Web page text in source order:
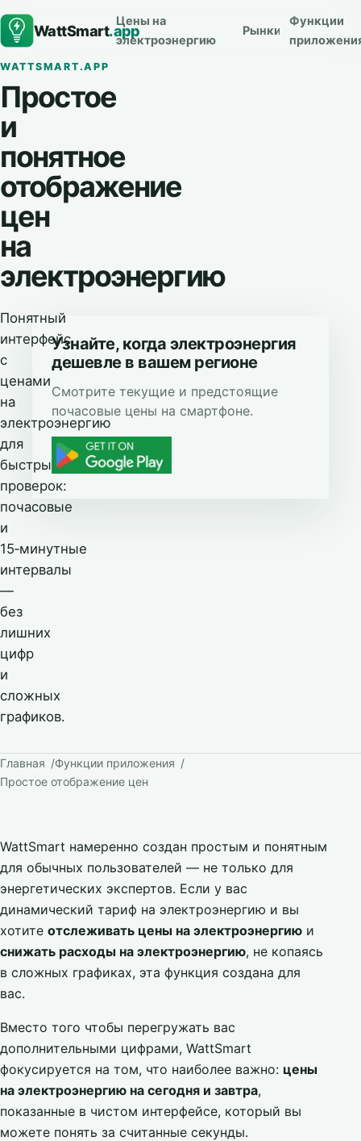
WattSmart.app
Цены на
электроэнергию
Рынки
Функции
WATTSMART.APP
Простое
и
понятное
отображение
цен
на
электроэнергию
Понятный
интерфейс
с
ценами
на
электроэнергию
для
быстрых
проверок:
почасовые
и
15‑минутные
интервалы
—
без
лишних
цифр
и
сложных
графиков.
Узнайте, когда электроэнергия
дешевле в вашем регионе
Смотрите текущие и предстоящие
почасовые цены на смартфоне.
Главная
Функции приложения
Простое отображение цен
WattSmart намеренно создан простым и понятным
для обычных пользователей — не только для
энергетических экспертов. Если у вас
динамический тариф на электроэнергию и вы
хотите отслеживать цены на электроэнергию и
снижать расходы на электроэнергию, не копаясь
в сложных графиках, эта функция создана для
вас.
Вместо того чтобы перегружать вас
дополнительными цифрами, WattSmart
фокусируется на том, что наиболее важно: цены
на электроэнергию на сегодня и завтра,
показанные в чистом интерфейсе, который вы
можете понять за считанные секунды.